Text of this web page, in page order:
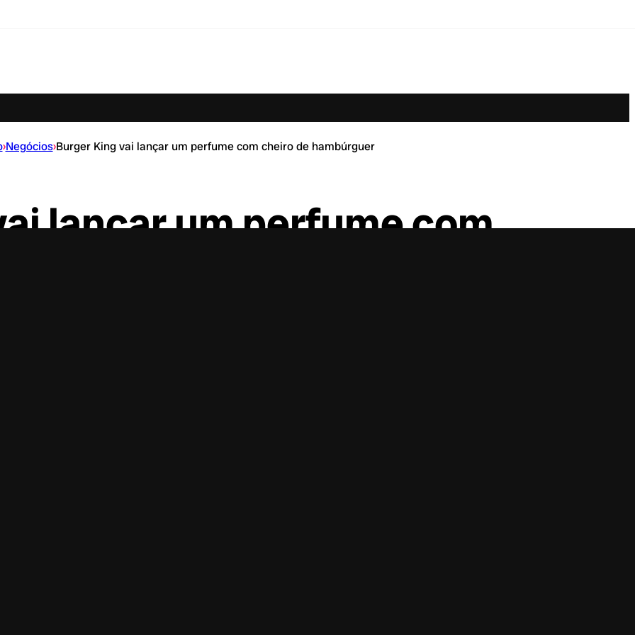
›Negócios›Burger King vai lançar um perfume com cheiro de hambúrguer
lançar um perfume com